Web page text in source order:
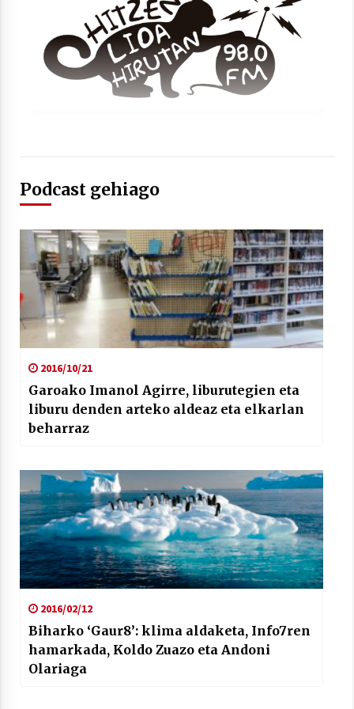
Podcast gehiago
2016/10/21
Garoako Imanol Agirre, liburutegien eta
liburu denden arteko aldeaz eta elkarlan
beharraz
2016/02/12
Biharko ‘Gaur8’: klima aldaketa, Info7ren
hamarkada, Koldo Zuazo eta Andoni
Olariaga